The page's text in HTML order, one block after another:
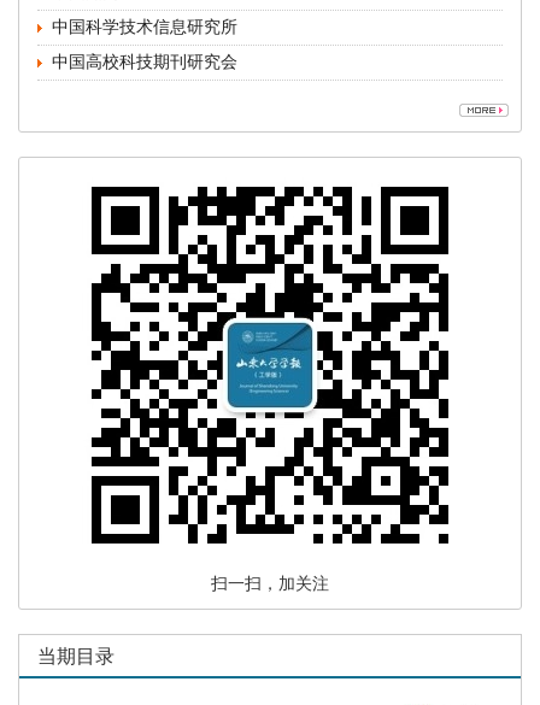
中国高校科技期刊研究会
扫一扫，加关注